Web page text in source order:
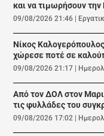
και να τιμωρήσουν
09/08/2026 21:46
Νίκος
χώρεσε ποτέ σε
09/08/2026 21:17
Από τον ΔΟΛ στον
τις φυλλάδες του
09/08/2026 17:02